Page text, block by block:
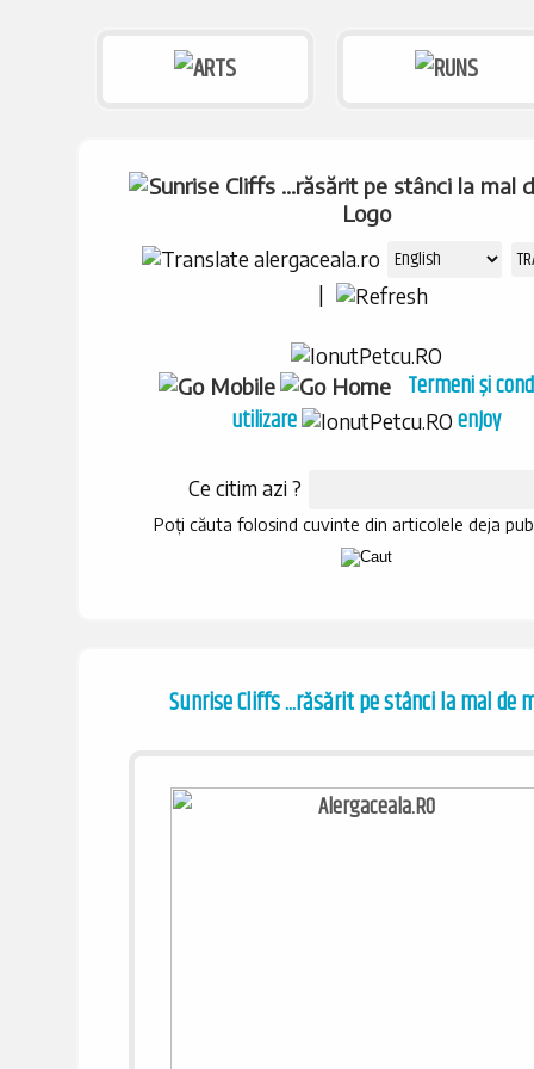
|
Termeni și
utilizare
enJoy
Ce citim azi ?
Poți căuta folosind cuvinte din articolele deja
Sunrise Cliffs ...răsărit pe stânci la mal de